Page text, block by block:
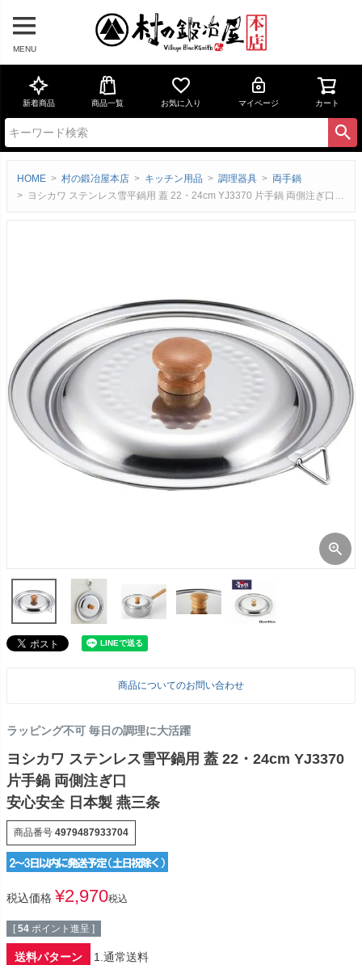
MENU
新着商品 商品一覧 お気に入り マイページ カート
HOME 村の鍛冶屋本店 キッチン用品 調理器具
両手鍋
ヨシカワ ステンレス雪平鍋用 蓋 22・24cm YJ3370 片手鍋 両側注ぎ口安心安全 日本製 燕三条
商品についてのお問い合わせ
ラッピング不可 毎日の調理に大活躍
ヨシカワ ステンレス雪平鍋用 蓋 22・24cm YJ3370
片手鍋 両側注ぎ口
安心安全 日本製 燕三条
商品番号 4979487933704
税込価格 ¥2,970税込
[ 54 ポイント進呈 ]
送料パターン 1.通常送料